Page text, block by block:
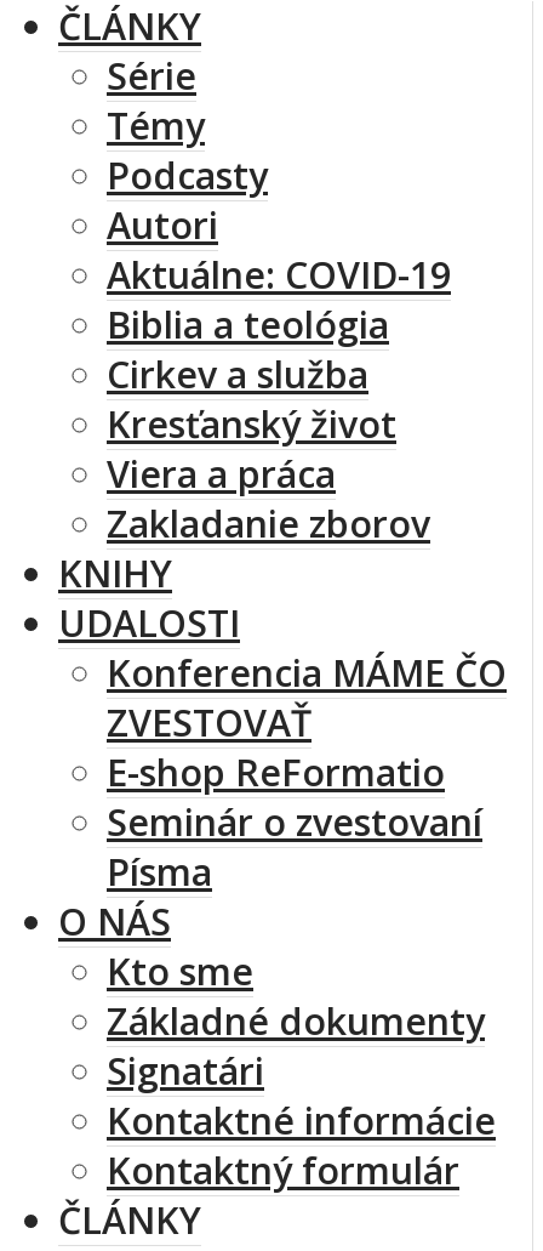
ČLÁNKY
Série
Témy
Podcasty
Autori
Aktuálne: COVID-19
Biblia a teológia
Cirkev a služba
Kresťanský život
Viera a práca
Zakladanie zborov
KNIHY
UDALOSTI
Konferencia MÁME ČO
ZVESTOVAŤ
E-shop ReFormatio
Seminár o zvestovaní
Písma
O NÁS
Kto sme
Základné dokumenty
Signatári
Kontaktné informácie
Kontaktný formulár
ČLÁNKY